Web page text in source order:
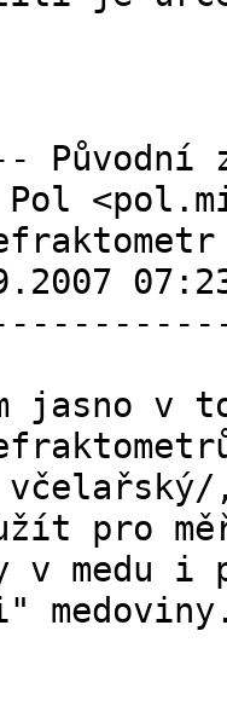
Původní
Pol
jasno
pro
v medu i